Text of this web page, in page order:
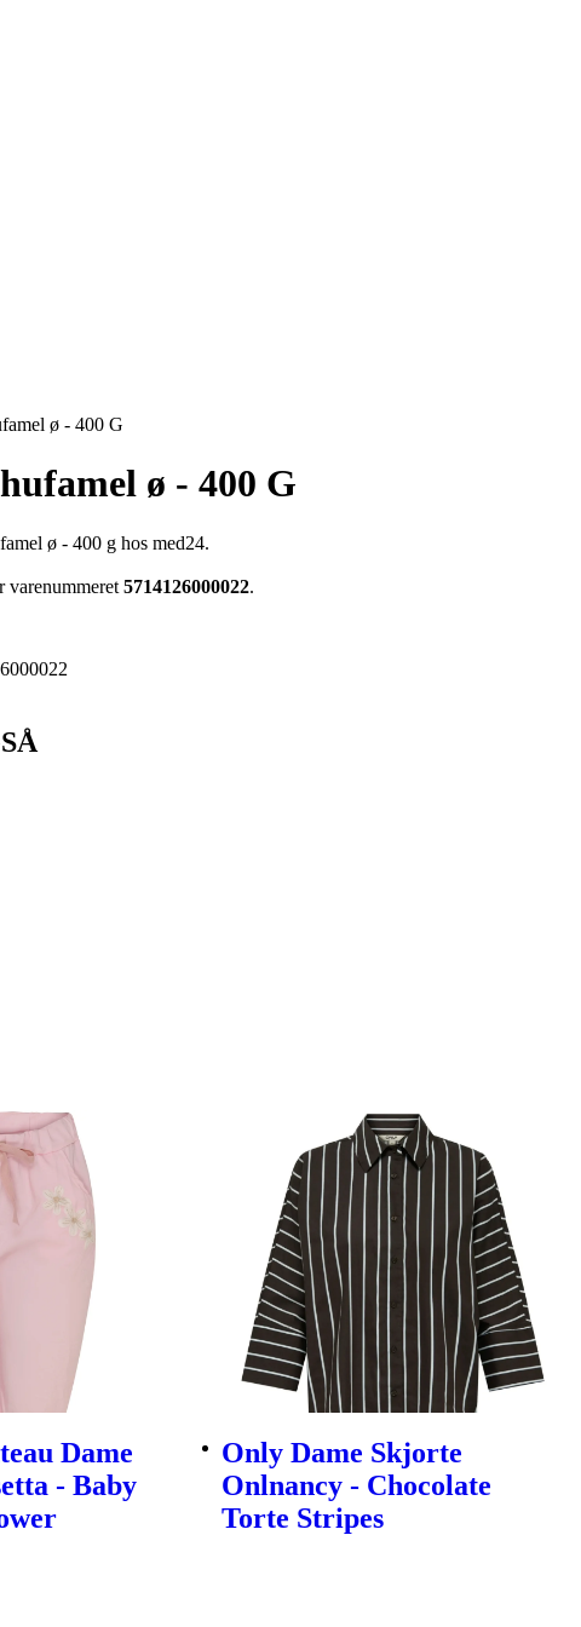
ø - 400 G
ø - 400 G
ø - 400 g hos med24.
varenummeret5714126000022.
Dame
- Baby
Only Dame Skjorte
Onlnancy - Chocolate
Torte Stripes